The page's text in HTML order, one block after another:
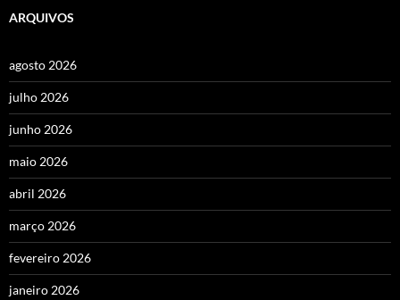
ARQUIVOS
agosto 2026
julho 2026
junho 2026
maio 2026
abril 2026
março 2026
fevereiro 2026
janeiro 2026